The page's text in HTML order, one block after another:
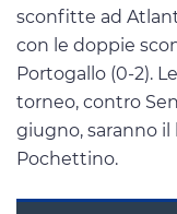
sconfitte ad
con le doppie
Portogallo (0-2).
torneo, contro
giugno, saranno
Pochettino.